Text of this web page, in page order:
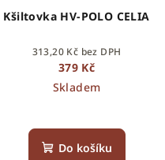
Kšiltovka HV-POLO CELIA
313,20 Kč bez DPH
379 Kč
Skladem
Do košíku